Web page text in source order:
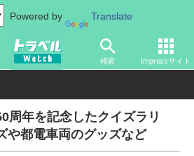
Powered by Translate
検索 Impressサイト
府・官庁 鉄道 関東私鉄
周年を記念したクイズラリ
や都電車両のグッズなど